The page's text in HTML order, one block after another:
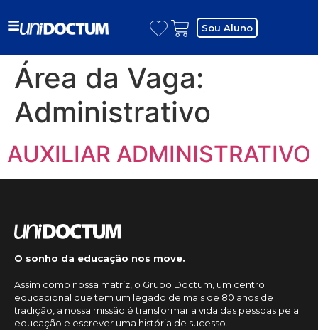
Sou Aluno
Área da Vaga:
Administrativo
AUXILIAR ADMINISTRATIVO
O sonho da educação nos move.
Assim como nossa matriz, o Grupo Doctum, um centro
educacional que tem um legado de mais de 80 anos de
tradição, a nossa missão é transformar a vida das pessoas pela
educação e escrever uma história de sucesso.